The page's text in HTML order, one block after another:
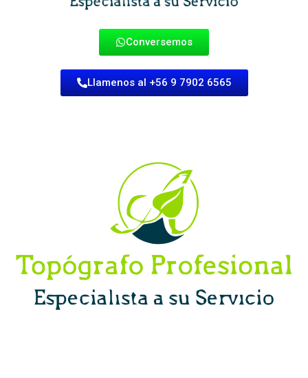
Conversemos
Llamenos al +56 9 7902 6565